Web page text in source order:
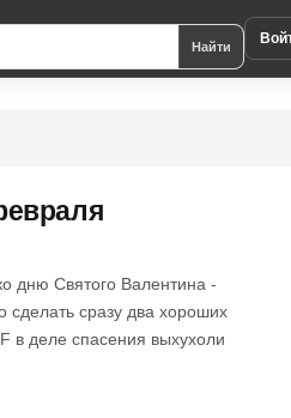
Найти
дню Святого Валентина -
сразу два хороших
в деле спасения выхухоли